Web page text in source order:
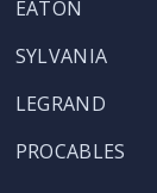
EATON
SYLVANIA
LEGRAND
PROCABLES